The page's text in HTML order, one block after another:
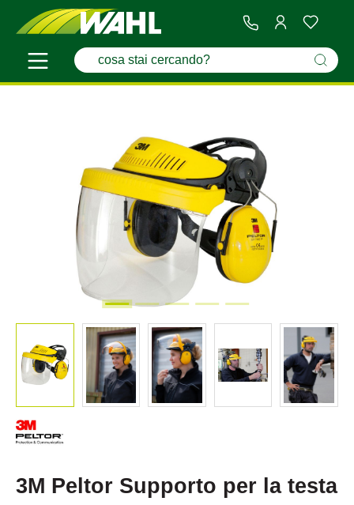
3M Peltor Supporto per la testa